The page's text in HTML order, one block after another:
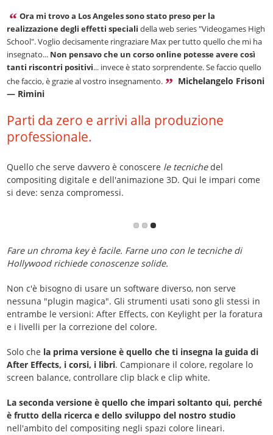
Ora mi trovo a Los Angeles sono stato preso per la
realizzazione degli effetti speciali della web series "Videogames High
School". Voglio decisamente ringraziare Max per tutto quello che mi ha
insegnato... Non pensavo che un corso online potesse avere così
tanti riscontri positivi... invece è stato sorprendente. Se faccio quello
che faccio, è grazie al vostro insegnamento.
Michelangelo Frisoni
— Rimini
Parti da zero e arrivi alla produzione
professionale.
Quello che serve davvero è conoscere le tecnichedel
compositing digitale e dell'animazione 3D. Qui le impari come
si deve: senza compromessi.
Fare un chroma key è facile. Farne uno con le tecniche di
Hollywood richiede conoscenze solide.
Non c'è bisogno di usare un software diverso, non serve
nessuna "plugin magica". Gli strumenti usati sono gli stessi in
entrambe le versioni: After Effects, con Keylight per la foratura
e i livelli per la correzione del colore.
Solo che la prima versione è quello che ti insegna la guida di
After Effects, i corsi, i libri. Campionare il colore, regolare lo
screen balance, controllare clip black e clip white.
La seconda versione è quello che impari soltanto qui, perché
è frutto della ricerca e dello sviluppo del nostro studio
nell'ambito del compositing negli spazi colore lineari.